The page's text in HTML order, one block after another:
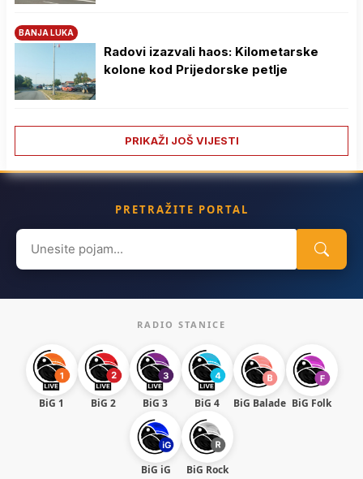
BANJA LUKA
Radovi izazvali haos: Kilometarske
kolone kod Prijedorske petlje
PRIKAŽI JOŠ VIJESTI
PRETRAŽITE PORTAL
Search
for:
RADIO STANICE
BiG 1 BiG 2 BiG 3 BiG 4 BiG Balade BiG Folk
BiG iG BiG Rock